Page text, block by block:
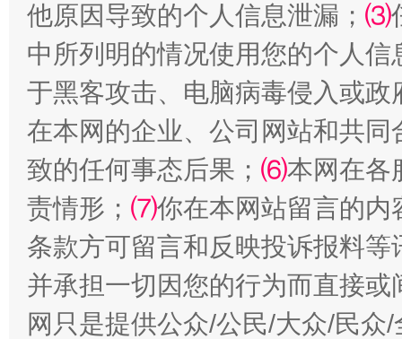
阿坝州三大球赛在茂县开幕 规模
他原因导致的个人信息泄漏； ⑶
中所列明的情况使用您的个人
于黑客攻击、电脑病毒侵入或
在本网的企业、公司网站和共
致的任何事态后果； ⑹本网在各
责情形； ⑺你在本网站留言的内
条款方可留言和反映投诉报料
并承担一切因您的行为而直接
网只是提供公众/公民/大众/民